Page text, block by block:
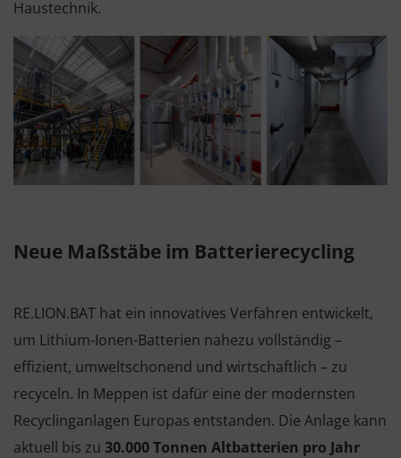
Haustechnik.
Neue Maßstäbe im Batterierecycling
RE.LION.BAT hat ein innovatives Verfahren entwickelt,
um Lithium-Ionen-Batterien nahezu vollständig –
effizient, umweltschonend und wirtschaftlich – zu
recyceln. In Meppen ist dafür eine der modernsten
Recyclinganlagen Europas entstanden. Die Anlage kann
aktuell bis zu 30.000 Tonnen Altbatterien pro Jahr